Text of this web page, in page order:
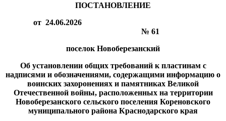
ПОСТАНОВЛЕНИЕ
от 24.06.2026
№ 61
поселок Новоберезанский
Об установлении общих требований к пластинам с
надписями и обозначениями, содержащими информацию о
воинских захоронениях и памятниках Великой
Отечественной войны, расположенных на территории
Новоберезанского сельского поселения Кореновского
муниципального района Краснодарского края